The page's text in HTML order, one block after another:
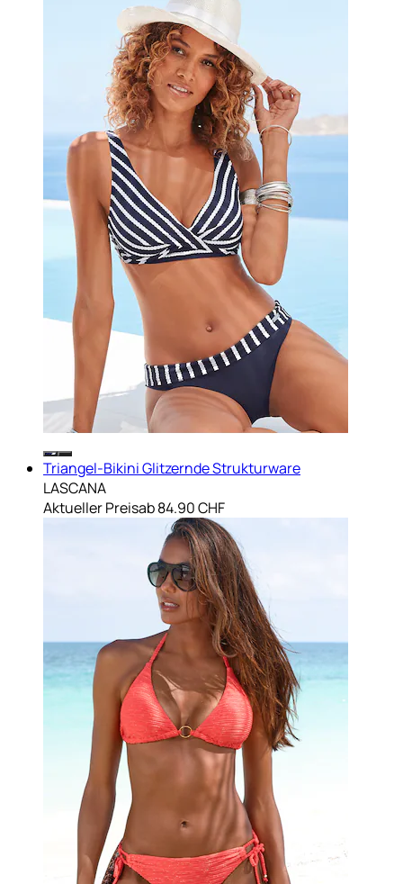
Triangel-Bikini Glitzernde Strukturware
LASCANA
Aktueller Preisab84.90 CHF